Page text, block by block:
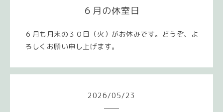
６月の休室日
６月も月末の３０日（火）がお休みです。どうぞ、よ
ろしくお願い申し上げます。
2026/05/23